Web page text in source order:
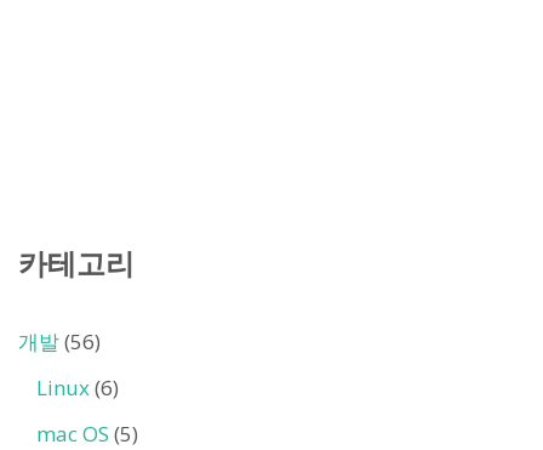
카테고리
개발(56)
Linux(6)
mac OS (5)